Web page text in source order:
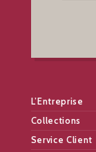
L’Entreprise
Collections
Service Client